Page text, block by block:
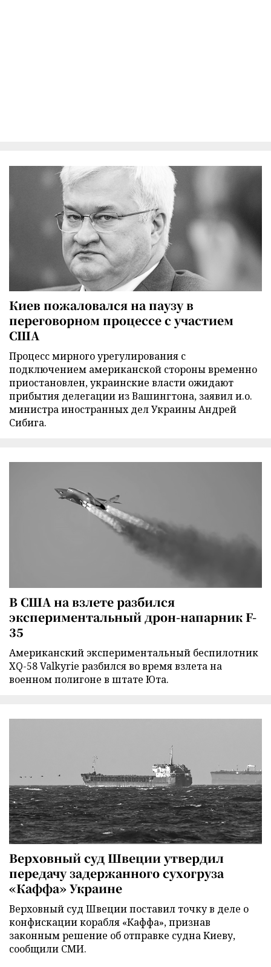
Киев пожаловался на паузу в
переговорном процессе с участием
США
Процесс мирного урегулирования с
подключением американской стороны временно
приостановлен, украинские власти ожидают
прибытия делегации из Вашингтона, заявил и.о.
министра иностранных дел Украины Андрей
Сибига.
В США на взлете разбился
экспериментальный дрон-напарник F-
35
Американский экспериментальный беспилотник
XQ-58 Valkyrie разбился во время взлета на
военном полигоне в штате Юта.
Верховный суд Швеции утвердил
передачу задержанного сухогруза
«Каффа» Украине
Верховный суд Швеции поставил точку в деле о
конфискации корабля «Каффа», признав
законным решение об отправке судна Киеву,
сообщили СМИ.